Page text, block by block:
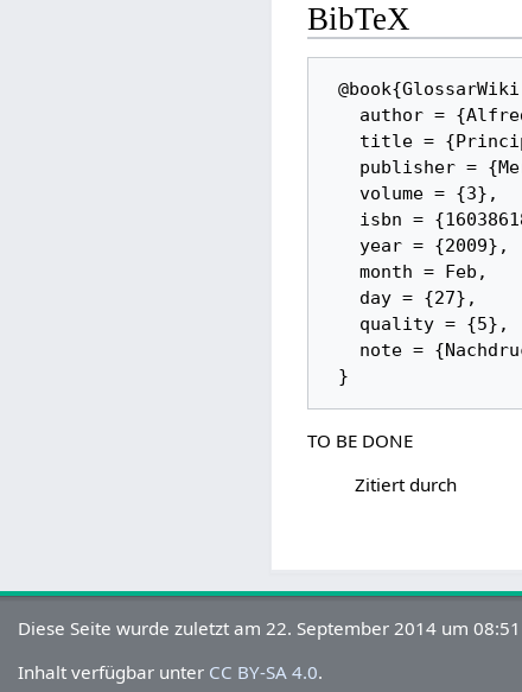
BibTeX
TO BE DONE
Zitiert durch
Diese Seite wurde zuletzt am 22. September 2014 um
Inhalt verfügbar unter CC BY-SA 4.0.